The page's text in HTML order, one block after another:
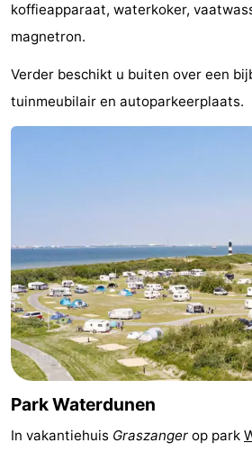
Nieuwvliet-
Bad
Meulinge
EuroParcs
Cadzand
-
Hoogduin
-
Bad
Bad
Strand
Resort
Nieuwvliet-
-
Waterdunen
-
Zonneweelde
-
minutes
Strand
koffieapparaat, waterkoker,
magnetron.
Verder beschikt u buiten over een
tuinmeubilair en autoparkeerplaats.
Park Waterdunen
In vakantiehuis Graszanger op park